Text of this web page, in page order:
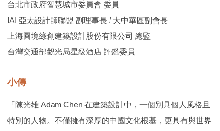
台北市政府智慧城市委員會 委員
IAI 亞太設計師聯盟 副理事長 / 大中華區副會長
上海圓境綠創建築設計股份有限公司 總監
台灣交通部觀光局星級酒店 評鑑委員
小傳
「陳光雄 Adam Chen 在建築設計中，一個別具個人風格且
特別的人物。不僅擁有深厚的中國文化根基，更具有與世界